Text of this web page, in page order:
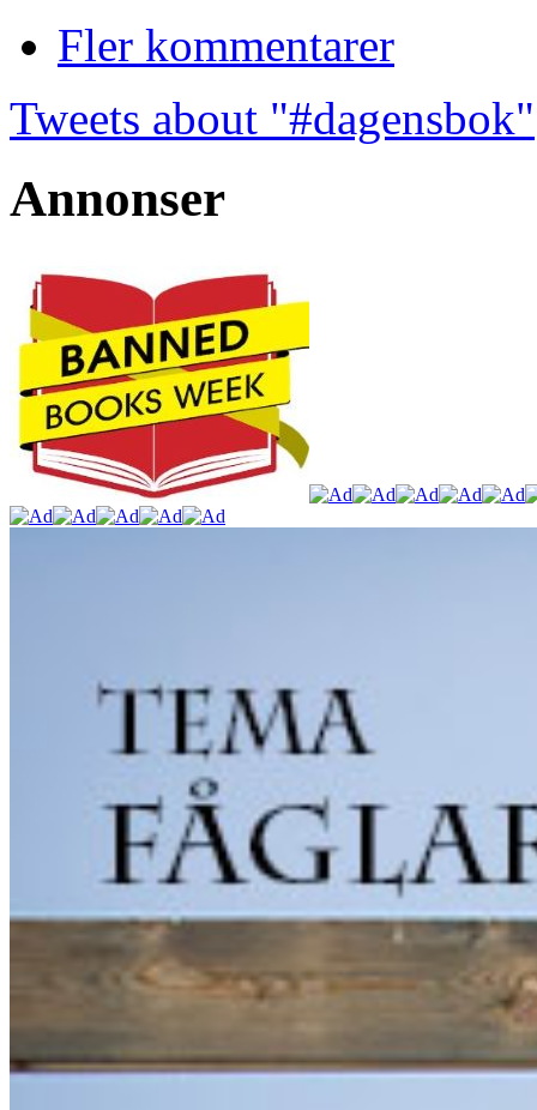
Fler kommentarer
Tweets about "#dagensbok"
Annonser